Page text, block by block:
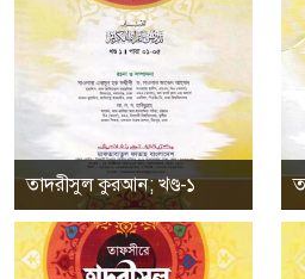
তাদরীসুল কুরআন; খণ্ড-১